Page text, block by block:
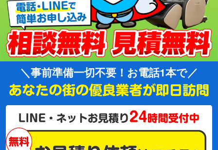
事前準備一切不要！お電話1本で